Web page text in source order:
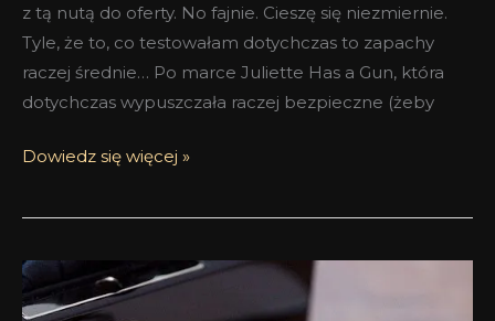
z tą nutą do oferty. No fajnie. Cieszę się niezmiernie.
Tyle, że to, co testowałam dotychczas to zapachy
raczej średnie… Po marce Juliette Has a Gun, która
dotychczas wypuszczała raczej bezpieczne (żeby
Dowiedz się więcej »
Kilian
Pure